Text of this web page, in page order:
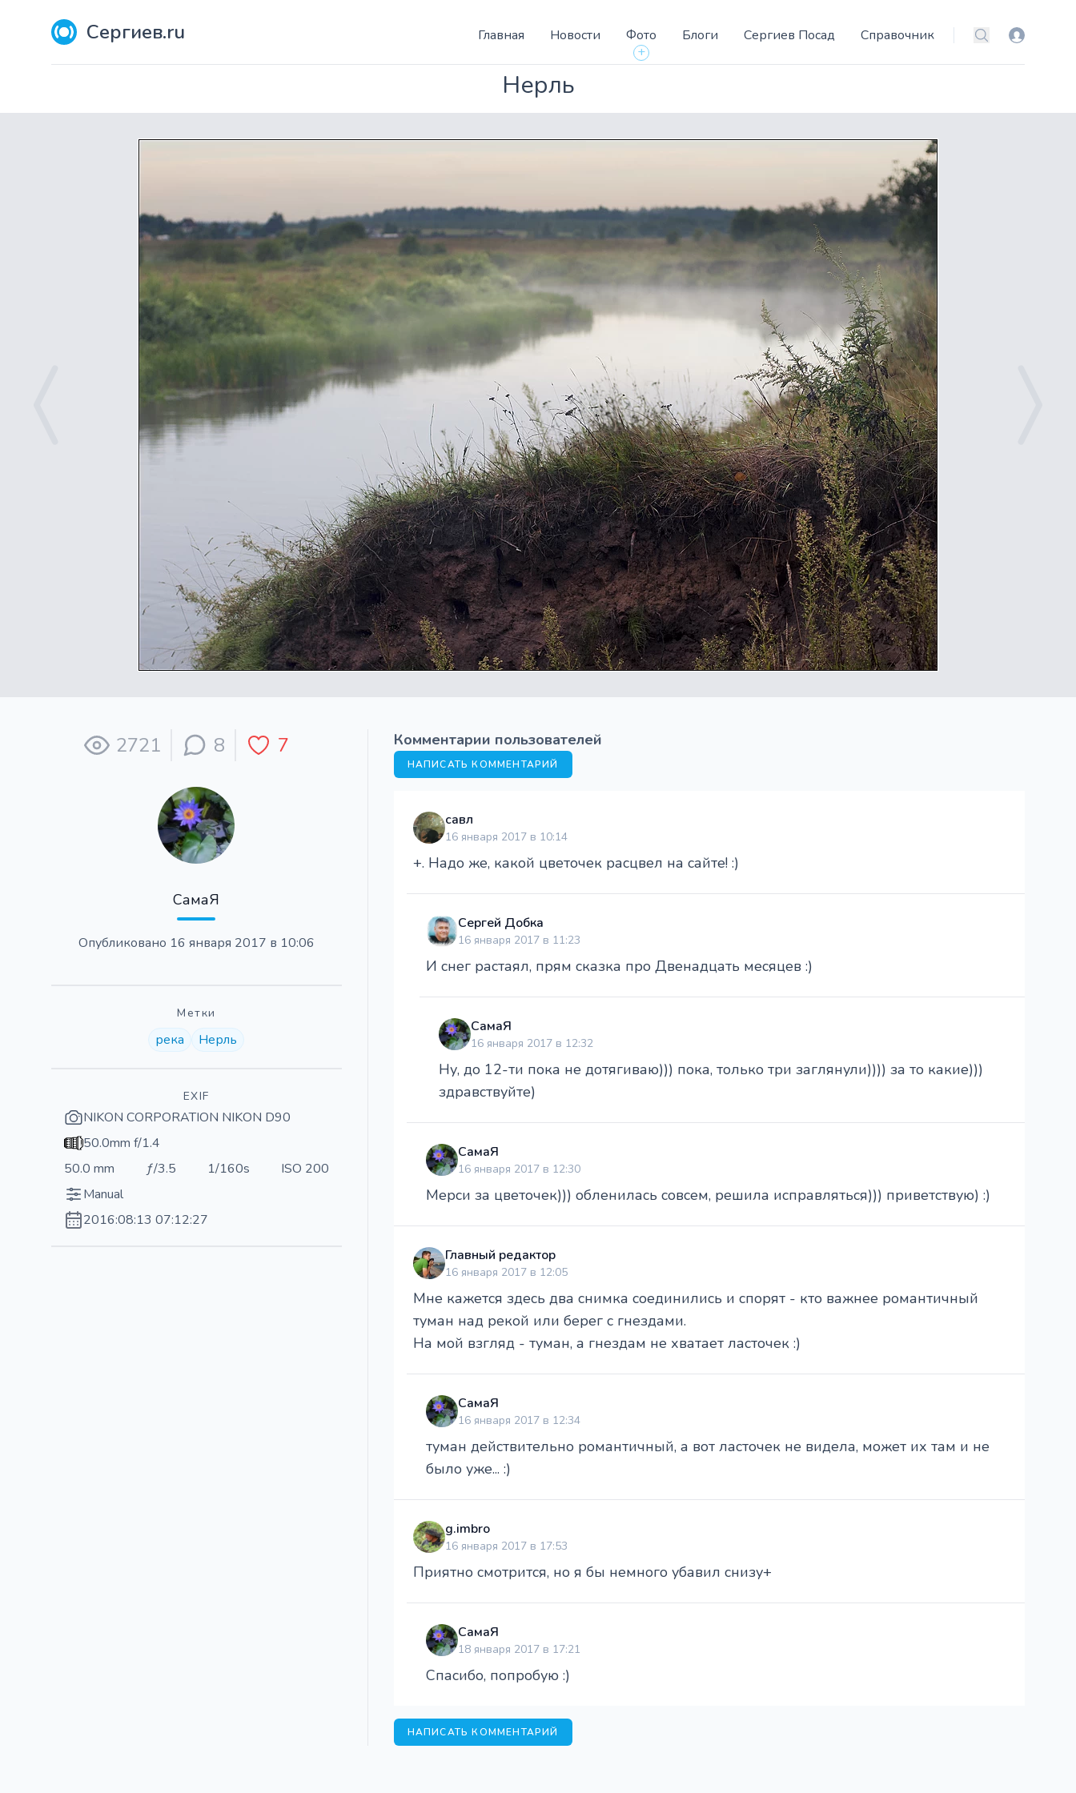
Сергиев.ru Главная Новости
Фото
+
Блоги Сергиев Посад Справочник Поиск Вход
Нерль
2721 8 7
СамаЯ
Опубликовано 16 января 2017 в 10:06
Метки
река Нерль
EXIF
NIKON CORPORATION NIKON D90
50.0mm f/1.4
50.0 mm
ƒ/3.5 1/160s
ISO 200
Manual
2016:08:13 07:12:27
Комментарии пользователей
НАПИСАТЬ КОММЕНТАРИЙ
савл
16 января 2017 в 10:14
+. Надо же, какой цветочек расцвел на сайте! :)
Сергей Добка
16 января 2017 в 11:23
И снег растаял, прям сказка про Двенадцать месяцев :)
СамаЯ
16 января 2017 в 12:32
Ну, до 12-ти пока не дотягиваю))) пока, только три заглянули)))) за то какие)))
здравствуйте)
СамаЯ
16 января 2017 в 12:30
Мерси за цветочек))) обленилась совсем, решила исправляться))) приветствую) :)
Главный редактор
16 января 2017 в 12:05
Мне кажется здесь два снимка соединились и спорят - кто важнее романтичный
туман над рекой или берег с гнездами.
На мой взгляд - туман, а гнездам не хватает ласточек :)
СамаЯ
16 января 2017 в 12:34
туман действительно романтичный, а вот ласточек не видела, может их там и не
было уже... :)
g.imbro
16 января 2017 в 17:53
Приятно смотрится, но я бы немного убавил снизу+
СамаЯ
18 января 2017 в 17:21
Спасибо, попробую :)
НАПИСАТЬ КОММЕНТАРИЙ